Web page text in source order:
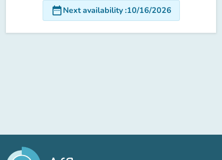
date_rangeNext availability:10/16/2026